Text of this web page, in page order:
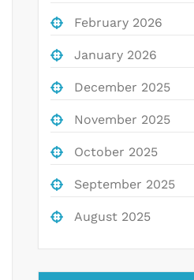
February 2026
January 2026
December 2025
November 2025
October 2025
September 2025
August 2025